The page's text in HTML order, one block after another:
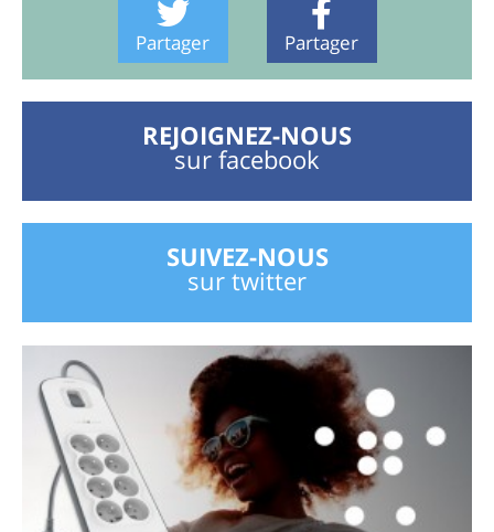
Partager Partager
REJOIGNEZ-NOUS
sur facebook
SUIVEZ-NOUS
sur twitter